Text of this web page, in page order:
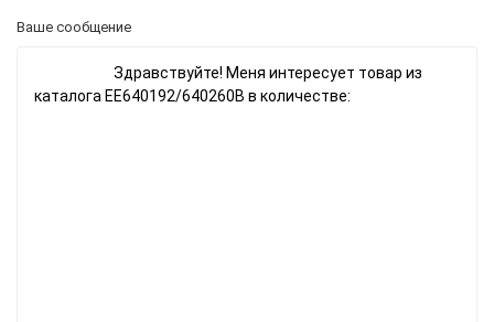
Ваше сообщение